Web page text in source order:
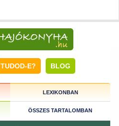
TUDOD-E? BLOG
LEXIKONBAN
ÖSSZES TARTALOMBAN